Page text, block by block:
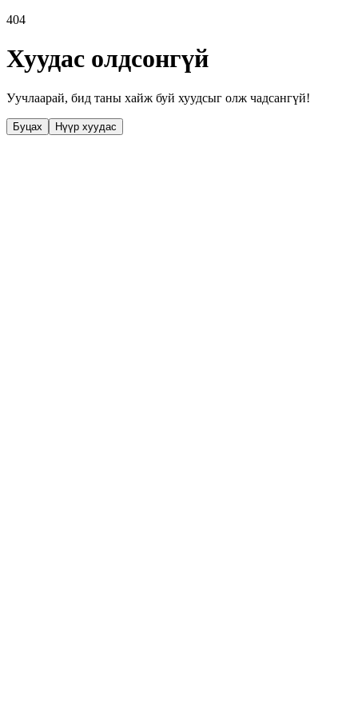
404
Хуудас олдсонгүй
Уучлаарай, бид таны хайж буй хуудсыг олж чадсангүй!
Буцах Нүүр хуудас